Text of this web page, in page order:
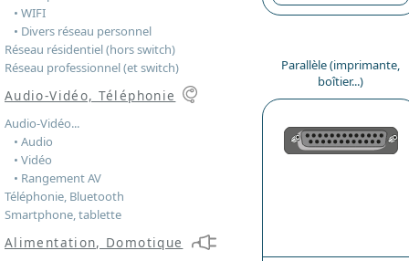
Parallèle (imprimante,
boîtier...)
• WIFI
• Divers réseau personnel
Réseau résidentiel (hors switch)
Réseau professionnel (et switch)
Audio-Vidéo, Téléphonie
Audio-Vidéo...
• Audio
• Vidéo
• Rangement AV
Téléphonie, Bluetooth
Smartphone, tablette
Alimentation, Domotique